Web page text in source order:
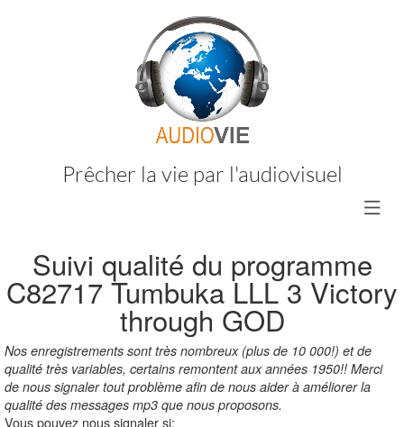
Prêcher la vie par l'audiovisuel
Suivi qualité du programme
C82717 Tumbuka LLL 3 Victory
through GOD
Nos enregistrements sont très nombreux (plus de 10 000!) et de
qualité très variables, certains remontent aux années 1950!! Merci
de nous signaler tout problème afin de nous aider à améliorer la
qualité des messages mp3 que nous proposons.
Vous pouvez nous signaler si: